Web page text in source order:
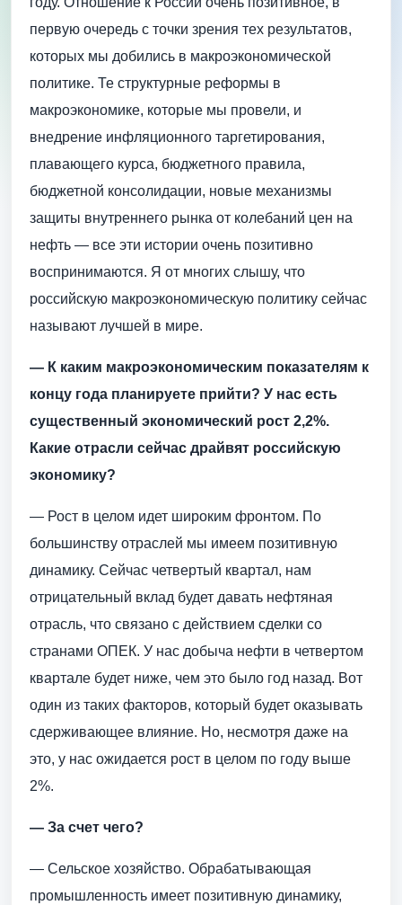
первую очередь с точки зрения тех результатов,
которых мы добились в макроэкономической
политике. Те структурные реформы в
макроэкономике, которые мы провели, и
внедрение инфляционного таргетирования,
плавающего курса, бюджетного правила,
бюджетной консолидации, новые механизмы
защиты внутреннего рынка от колебаний цен на
нефть — все эти истории очень позитивно
воспринимаются. Я от многих слышу, что
российскую макроэкономическую политику сейчас
называют лучшей в мире.
— К каким макроэкономическим показателям к
концу года планируете прийти? У нас есть
существенный экономический рост 2,2%.
Какие отрасли сейчас драйвят российскую
экономику?
— Рост в целом идет широким фронтом. По
большинству отраслей мы имеем позитивную
динамику. Сейчас четвертый квартал, нам
отрицательный вклад будет давать нефтяная
отрасль, что связано с действием сделки со
странами ОПЕК. У нас добыча нефти в четвертом
квартале будет ниже, чем это было год назад. Вот
один из таких факторов, который будет оказывать
сдерживающее влияние. Но, несмотря даже на
это, у нас ожидается рост в целом по году выше
2%.
— За счет чего?
— Сельское хозяйство. Обрабатывающая
промышленность имеет позитивную динамику,